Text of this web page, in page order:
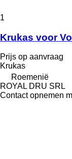
1
Krukas voor
Prijs op aanvraag
Krukas
Roemenië
ROYAL DRU SRL
Contact opnemen